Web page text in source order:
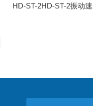
HD-ST-2HD-ST-2振动